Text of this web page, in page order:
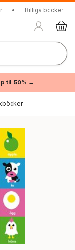
• Billiga böcker
till 50% →